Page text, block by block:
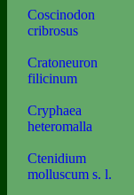
Coscinodon
cribrosus
Cratoneuron
filicinum
Cryphaea
heteromalla
Ctenidium
molluscum s. l.